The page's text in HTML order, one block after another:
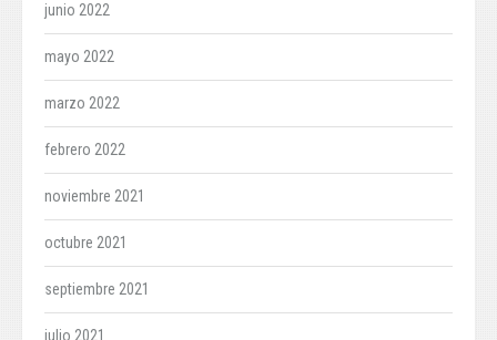
junio 2022
mayo 2022
marzo 2022
febrero 2022
noviembre 2021
octubre 2021
septiembre 2021
julio 2021